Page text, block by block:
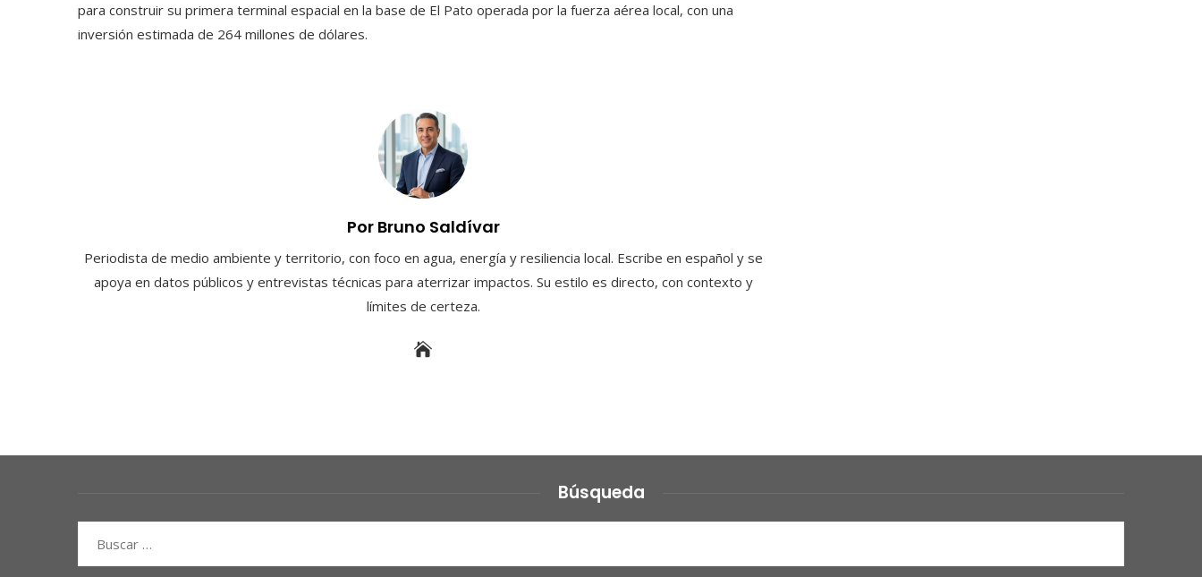
para construir su primera terminal espacial en la base de El Pato operada por la fuerza aérea local, con una
inversión estimada de 264 millones de dólares.
Por Bruno Saldívar
Periodista de medio ambiente y territorio, con foco en agua, energía y resiliencia local. Escribe en español y se
apoya en datos públicos y entrevistas técnicas para aterrizar impactos. Su estilo es directo, con contexto y
límites de certeza.
Búsqueda